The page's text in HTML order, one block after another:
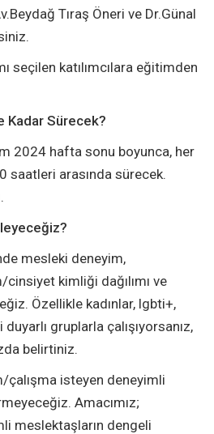
Tıraş Öneri ve Dr.Günal
seçilen katılımcılara eğitimden
Kadar Sürecek?
2024 hafta sonu boyunca, her
saatleri arasında sürecek.
mesleki deneyim,
kimliği dağılımı ve
Özellikle kadınlar, lgbti+,
gruplarla çalışıyorsanız,
belirtiniz.
çalışma isteyen deneyimli
Amacımız;
meslektaşların dengeli